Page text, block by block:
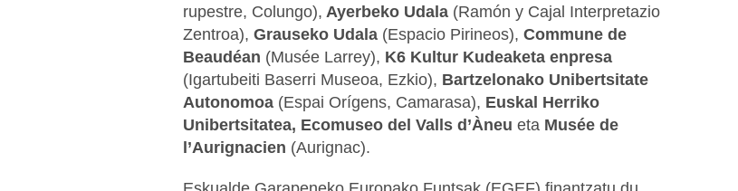
rupestre, Colungo), Ayerbeko Udala (Ramón y Cajal Interpretazio
Zentroa), Grauseko Udala (Espacio Pirineos), Commune de
Beaudéan (Musée Larrey), K6 Kultur Kudeaketa enpresa
(Igartubeiti Baserri Museoa, Ezkio), Bartzelonako Unibertsitate
Autonomoa (Espai Orígens, Camarasa), Euskal Herriko
Unibertsitatea, Ecomuseo del Valls d’Àneu eta Musée de
l’Aurignacien (Aurignac).